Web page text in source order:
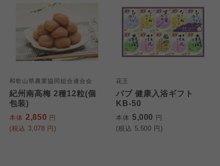
和歌山県農業協同組合連合会
紀州南高梅 2種12粒(個
包装)
本体 2,850 円
(税込 3,078 円)
花王
バブ 健康入浴ギフト
KB-50
本体 5,000 円
(税込 5,500 円)